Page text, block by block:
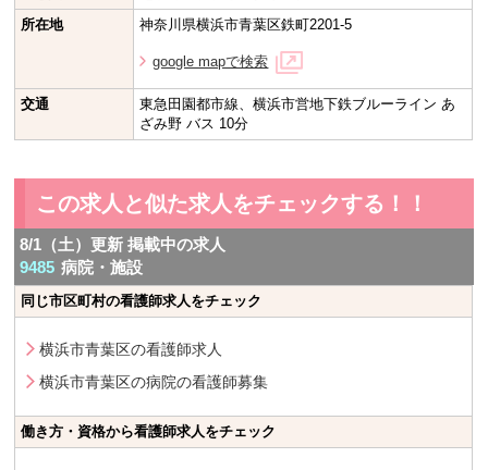
所在地
神奈川県横浜市青葉区鉄町2201-5
google mapで検索
交通
東急田園都市線、横浜市営地下鉄ブルーライン あ
ざみ野 バス 10分
この求人と似た求人をチェックする！！
8/1（土）更新 掲載中の求人
9485 病院・施設
同じ市区町村の看護師求人をチェック
横浜市青葉区の看護師求人
横浜市青葉区の病院の看護師募集
働き方・資格から看護師求人をチェック